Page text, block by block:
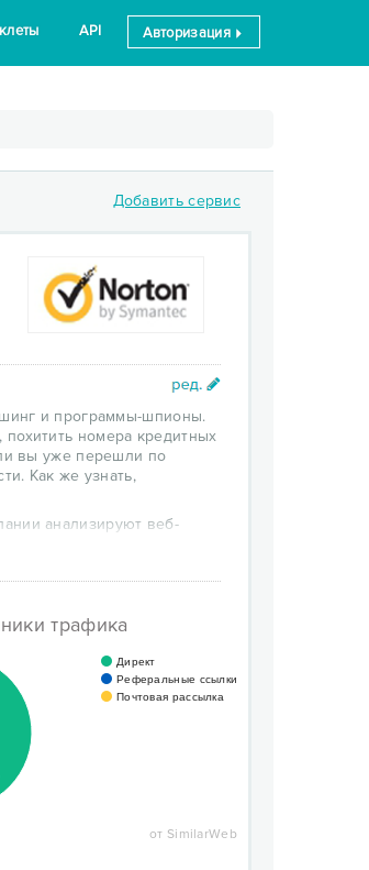
API Авторизация
Добавить сервис
и программы-шпионы.
номера кредитных
вы уже перешли по
Как же узнать,
анализируют веб-
трафика
Директ
Реферальные ссылки
Почтовая рассылка
от SimilarWeb